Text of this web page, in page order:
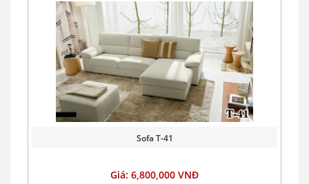
Sofa T-41
Giá: 6,800,000 VNĐ